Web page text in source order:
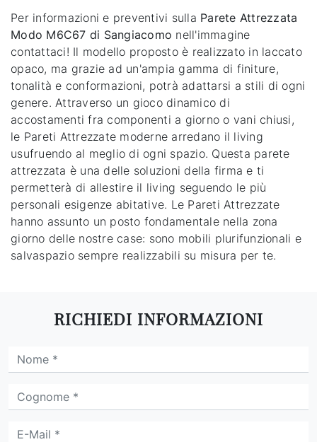
Per informazioni e preventivi sulla Parete Attrezzata
Modo M6C67 di Sangiacomo nell'immagine
contattaci! Il modello proposto è realizzato in laccato
opaco, ma grazie ad un'ampia gamma di finiture,
tonalità e conformazioni, potrà adattarsi a stili di ogni
genere. Attraverso un gioco dinamico di
accostamenti fra componenti a giorno o vani chiusi,
le Pareti Attrezzate moderne arredano il living
usufruendo al meglio di ogni spazio. Questa parete
attrezzata è una delle soluzioni della firma e ti
permetterà di allestire il living seguendo le più
personali esigenze abitative. Le Pareti Attrezzate
hanno assunto un posto fondamentale nella zona
giorno delle nostre case: sono mobili plurifunzionali e
salvaspazio sempre realizzabili su misura per te.
RICHIEDI INFORMAZIONI